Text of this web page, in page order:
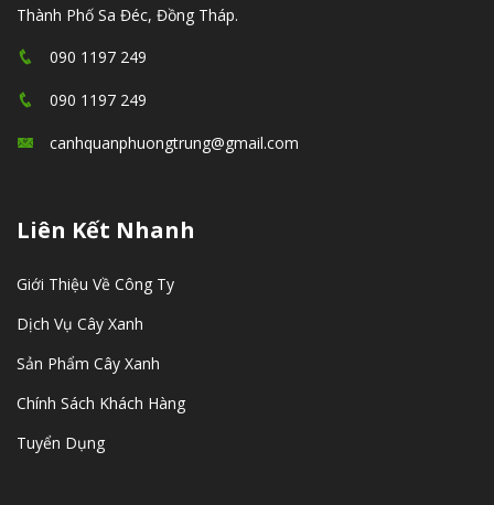
Thành Phố Sa Đéc, Đồng Tháp.
090 1197 249
090 1197 249
canhquanphuongtrung@gmail.com
Liên Kết Nhanh
Giới Thiệu Về Công Ty
Dịch Vụ Cây Xanh
Sản Phẩm Cây Xanh
Chính Sách Khách Hàng
Tuyển Dụng